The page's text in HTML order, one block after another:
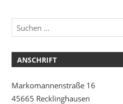
ANSCHRIFT
Markomannenstraße 16
45665 Recklinghausen